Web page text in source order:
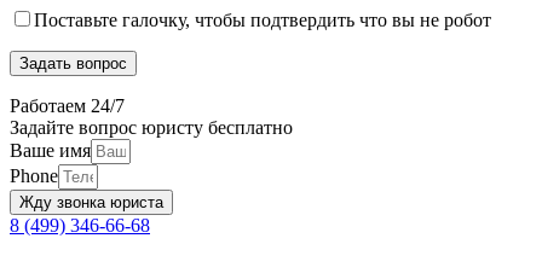
Поставьте галочку, чтобы подтвердить что вы не робот
Работаем 24/7
Задайте вопрос юристу бесплатно
Ваше имя
Phone
Жду звонка юриста
8 (499) 346-66-68